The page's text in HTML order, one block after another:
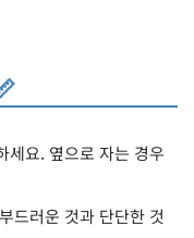
세요. 옆으로 자는 경우
드러운 것과 단단한 것